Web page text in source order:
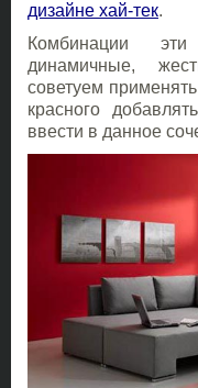
дизайне хай-тек.
Комбинации эти
динамичные,
советуем
красного
ввести в данное